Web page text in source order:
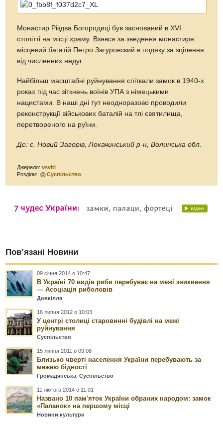
Монастир Різдва Богородиці був заснований в XVI
столітті на місці храму. Взявся за зведення монастиря
місцевий багатій Петро Загуровский в подяку за зцілення
від численних недуг.
Найбільш масштабні руйнування спіткали замок в 1940-х
роках під час зіткнень воїнів УПА з німецькими
нацистами. В наші дні тут неодноразово проводили
реконструкції військових баталій на тлі святилища,
перетвореного на руїни.
Де: с. Новий Загорів, Локачинський р-н, Волинська обл.
Джерело:vsviti
Розділи:
Суспільство
Пов’язані Новини
09 січня 2014 о 10:47
В Україні 70 видів риби перебуває на межі зникнення
— Асоціація риболовів
Довкілля
16 липня 2012 о 10:03
У центрі столиці старовинні будівлі на межі
руйнування
Суспільство
15 липня 2011 о 09:08
Близько чверті населення України перебувають за
межею бідності
Громадянська ,Суспільство
11 лютого 2014 о 11:01
Названо 10 пам'яток України обраних народом: замок
«Паланок» на першому місці
Новини культури